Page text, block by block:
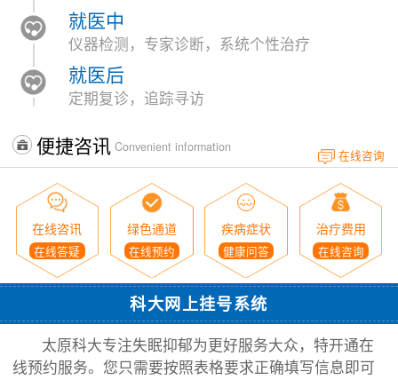
就医中
仪器检测，专家诊断，系统个性治疗
就医后
定期复诊，追踪寻访
便捷咨讯 Convenient information
在线咨询
在线咨讯
在线答疑
绿色通道
在线预约
疾病症状
健康问答
治疗费用
在线咨询
科大网上挂号系统
太原科大专注失眠抑郁为更好服务大众，特开通在
线预约服务。您只需要按照表格要求正确填写信息即可